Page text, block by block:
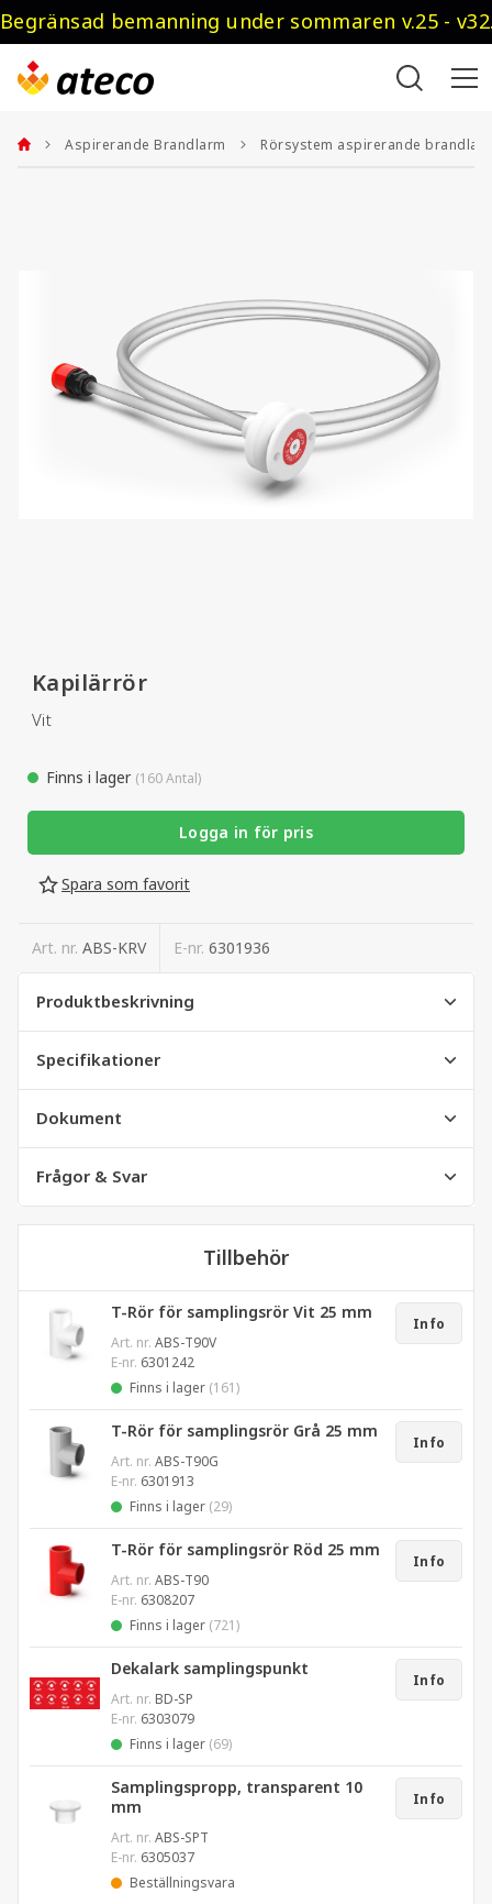
Begränsad bemanning under sommaren v.25 -
Aspirerande Brandlarm Rörsystem aspirerande
Kapilärrör
Vit
Finns i lager (160 Antal)
Logga in för pris
Spara som favorit
Art. nr. ABS-KRV E-nr. 6301936
Produktbeskrivning
Specifikationer
Dokument
Frågor & Svar
Tillbehör
T-Rör för samplingsrör Vit 25 mm
Art. nr. ABS-T90V
E-nr. 6301242
Finns i lager (161)
Info
T-Rör för samplingsrör Grå 25 mm
Art. nr. ABS-T90G
E-nr. 6301913
Finns i lager (29)
Info
T-Rör för samplingsrör Röd 25 mm
Art. nr. ABS-T90
E-nr. 6308207
Finns i lager (721)
Info
Dekalark samplingspunkt
Art. nr. BD-SP
E-nr. 6303079
Finns i lager (69)
Info
Samplingspropp, transparent 10
mm
Art. nr. ABS-SPT
E-nr. 6305037
Beställningsvara
Info